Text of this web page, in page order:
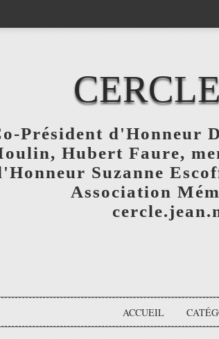
Président d'Honneur
Hubert Faure,
Suzanne
Association
ACCUEIL